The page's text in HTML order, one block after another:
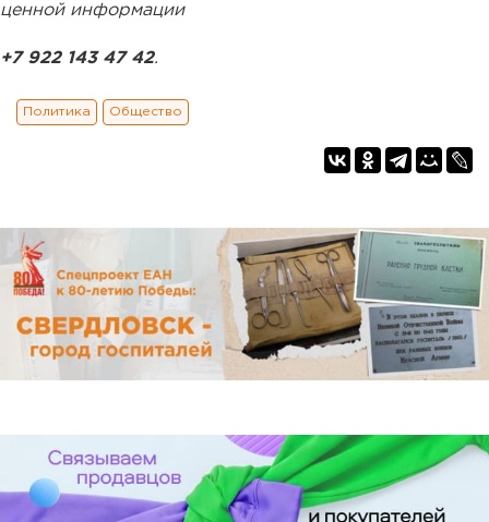
ценной информации
+7 922 143 47 42.
Политика Общество